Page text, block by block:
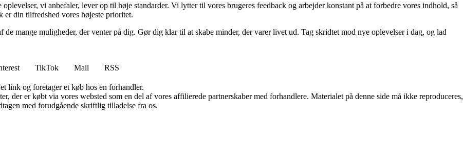
vi anbefaler, lever op til høje standarder. Vi lytter til vores brugeres feedback og arbejder konstant på at forbedre vores indhold, så
din tilfredshed vores højeste prioritet.
mange muligheder, der venter på dig. Gør dig klar til at skabe minder, der varer livet ud. Tag skridtet mod nye oplevelser i dag, og lad
TikTok Mail
RSS
link og foretager et køb hos en forhandler.
der er købt via vores websted som en del af vores affilierede partnerskaber med forhandlere. Materialet på denne side må ikke reproduceres,
med forudgående skriftlig tilladelse fra os.